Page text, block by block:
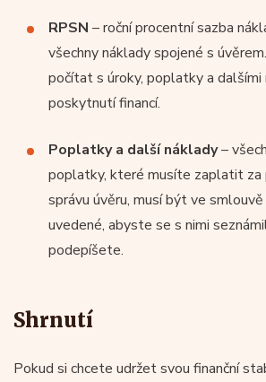
RPSN – roční procentní sazba
všechny náklady spojené s
počítat s úroky, poplatky a dalšími
poskytnutí financí.
Poplatky a další náklady–
poplatky, které musíte zaplatit za
správu úvěru, musí být ve
uvedené, abyste se s nimi
podepíšete.
Shrnutí
Pokud si chcete udržet svou finanční